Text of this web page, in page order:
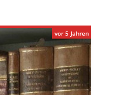
vor 5 Jahren